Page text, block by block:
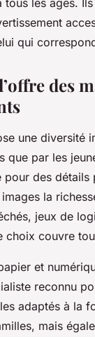
qui
des
une diversité
que par les
pour des
la
jeux de
choix couvre
et
reconnu
adaptés à la
mais